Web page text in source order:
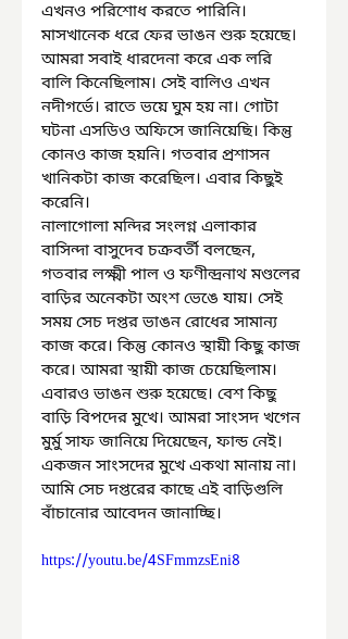
এখনও পরিশোধ করতে পারিনি।
মাসখানেক ধরে ফের ভাঙন শুরু হয়েছে।
আমরা সবাই ধারদেনা করে এক লরি
বালি কিনেছিলাম। সেই বালিও এখন
নদীগর্ভে। রাতে ভয়ে ঘুম হয় না। গোটা
ঘটনা এসডিও অফিসে জানিয়েছি। কিন্তু
কোনও কাজ হয়নি। গতবার প্রশাসন
খানিকটা কাজ করেছিল। এবার কিছুই
করেনি।
নালাগোলা মন্দির সংলগ্ন এলাকার
বাসিন্দা বাসুদেব চক্রবর্তী বলছেন,
গতবার লক্ষ্মী পাল ও ফণীন্দ্রনাথ মণ্ডলের
বাড়ির অনেকটা অংশ ভেঙে যায়। সেই
সময় সেচ দপ্তর ভাঙন রোধের সামান্য
কাজ করে। কিন্তু কোনও স্থায়ী কিছু কাজ
করে। আমরা স্থায়ী কাজ চেয়েছিলাম।
এবারও ভাঙন শুরু হয়েছে। বেশ কিছু
বাড়ি বিপদের মুখে। আমরা সাংসদ খগেন
মুর্মু সাফ জানিয়ে দিয়েছেন, ফান্ড নেই।
একজন সাংসদের মুখে একথা মানায় না।
আমি সেচ দপ্তরের কাছে এই বাড়িগুলি
বাঁচানোর আবেদন জানাচ্ছি।
https://youtu.be/4SFmmzsEni8